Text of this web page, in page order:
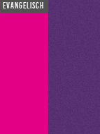
evangelisch